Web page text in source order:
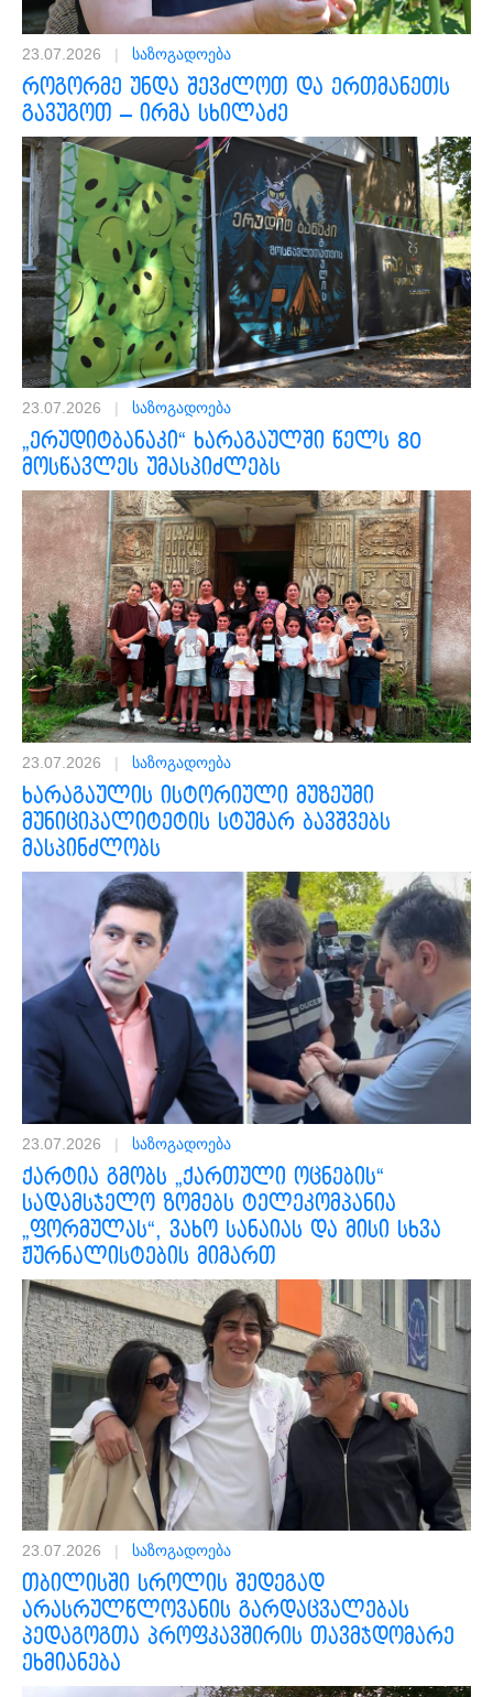
23.07.2026 | საზოგადოება
როგორმე უნდა შევძლოთ და ერთმანეთს
გავუგოთ – ირმა სხილაძე
23.07.2026 | საზოგადოება
„ერუდიტბანაკი“ ხარაგაულში წელს 80
მოსწავლეს უმასპიძლებს
23.07.2026 | საზოგადოება
ხარაგაულის ისტორიული მუზეუმი
მუნიციპალიტეტის სტუმარ ბავშვებს
მასპინძლობს
23.07.2026 | საზოგადოება
ქარტია გმობს „ქართული ოცნების“
სადამსჯელო ზომებს ტელეკომპანია
„ფორმულას“, ვახო სანაიას და მისი სხვა
ჟურნალისტების მიმართ
23.07.2026 | საზოგადოება
თბილისში სროლის შედეგად
არასრულწლოვანის გარდაცვალებას
პედაგოგთა პროფკავშირის თავმჯდომარე
ეხმიანება